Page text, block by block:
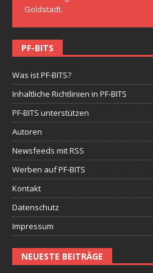
Goldstadt.
PF-BITS
Was ist PF-BITS?
Inhaltliche Richtlinien in PF-BITS
PF-BITS unterstützen
Autoren
Newsfeeds mit RSS
Werben auf PF-BITS
Kontakt
Datenschutz
Impressum
NEUESTE BEITRÄGE